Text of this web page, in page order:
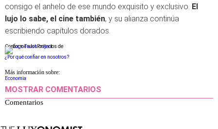
consigo el anhelo de ese mundo exquisito y exclusivo. El
lujo lo sabe, el cine también, y su alianza continúa
escribiendo capítulos dorados.
Conforme a los criterios de
¿Por qué confiar en nosotros?
Más información sobre:
Economia
MOSTRAR COMENTARIOS
Comentarios